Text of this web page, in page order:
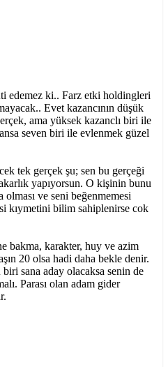
edemez ki.. Farz etki holdingleri
Evet kazancının düşük
ama yüksek kazanclı biri ile
seven biri ile evlenmek güzel
tek gerçek şu; sen bu gerçeği
yapıyorsun. O kişinin bunu
ve seni beğenmemesi
kıymetini bilim sahiplenirse cok
bakma, karakter, huy ve azim
20 olsa hadi daha bekle denir.
sana aday olacaksa senin de
Parası olan adam gider